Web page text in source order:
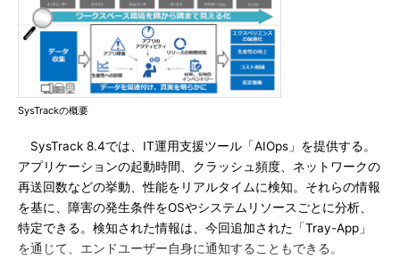
SysTrackの概要
SysTrack 8.4では、IT運用支援ツール「AIOps」を提供する。
アプリケーションの起動時間、クラッシュ頻度、ネットワークの
再送回数などの挙動、性能をリアルタイムに検知。それらの情報
を基に、障害の発生条件をOSやシステムリソースごとに分析、
特定できる。検知された情報は、今回追加された「Tray-App」
を通じて、エンドユーザー自身に通知することもできる。